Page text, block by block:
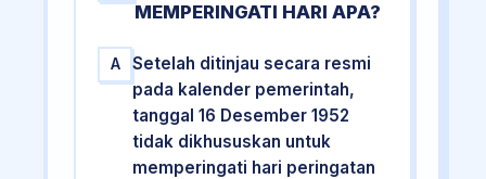
MEMPERINGATI HARI APA?
A
Setelah ditinjau secara resmi
pada kalender pemerintah,
tanggal 16 Desember 1952
tidak dikhususkan untuk
memperingati hari peringatan